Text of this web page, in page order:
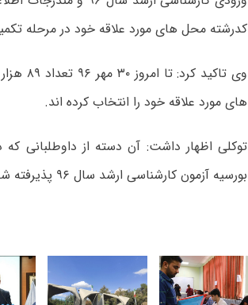
کدرشته محل های مورد علاقه خود در مرحله
های مورد علاقه خود را انتخاب کرده اند.
توکلی اظهار داشت: آن دسته از
بورسیه آزمون کارشناسی ارشد سال ۹۶ پذیرفته شده اند حق انتخاب رشته در این مرحله را ندارند.